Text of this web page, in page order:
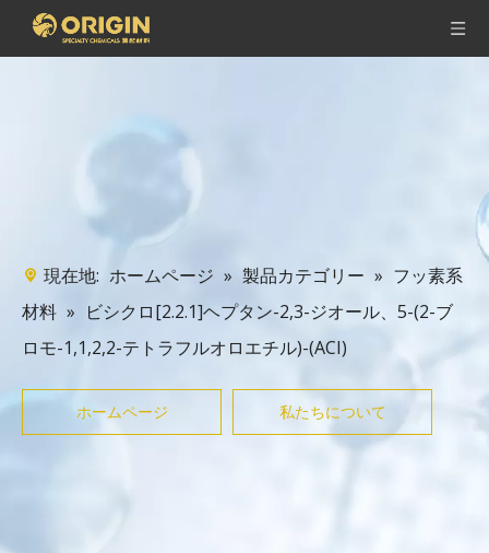
現在地: ホームページ » 製品カテゴリー » フッ素系
材料 » ビシクロ[2.2.1]ヘプタン-2,3-ジオール、5-(2-ブ
ロモ-1,1​​,2,2-テトラフルオロエチル)-(ACI)
ホームページ 私たちについて